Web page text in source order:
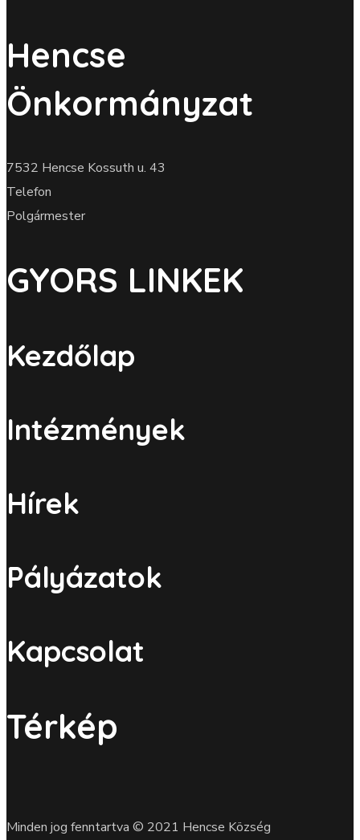
Hencse
Önkormányzat
7532 Hencse Kossuth u. 43
Telefon
Polgármester
GYORS LINKEK
Kezdőlap
Intézmények
Hírek
Pályázatok
Kapcsolat
Térkép
Minden jog fenntartva © 2021 Hencse Község